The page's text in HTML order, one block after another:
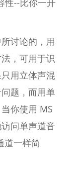
性--比你一开
讨论的，用
，可用于识
用立体声混
题，而用单
你使用 MS
问单声道音
道一样简